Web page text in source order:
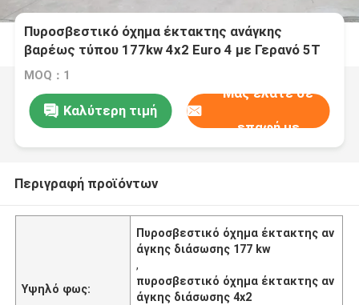
Πυροσβεστικό όχημα έκτακτης ανάγκης
βαρέως τύπου 177kw 4x2 Euro 4 με Γερανό 5Τ
MOQ：1
Καλύτερη τιμή
Μας ελάτε σε
επαφή με
Περιγραφή προϊόντων
Υψηλό φως:
Πυροσβεστικό όχημα έκτακτης αν
άγκης διάσωσης 177 kw
,
πυροσβεστικό όχημα έκτακτης αν
άγκης διάσωσης 4x2